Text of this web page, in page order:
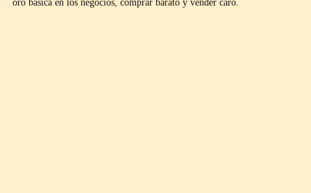
oro básica en los negocios, comprar barato y vender caro.